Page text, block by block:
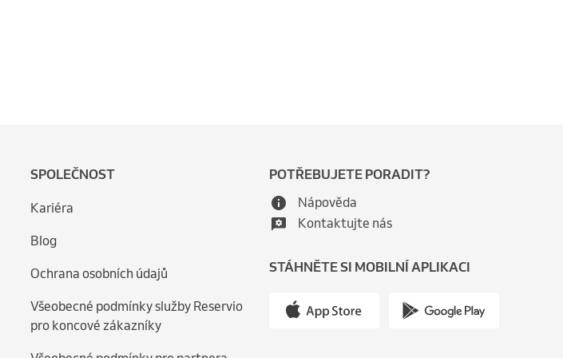
SPOLEČNOST
Kariéra
Blog
Ochrana osobních údajů
Všeobecné podmínky služby Reservio
pro koncové zákazníky
POTŘEBUJETE PORADIT?
Nápověda
Kontaktujte nás
STÁHNĚTE SI MOBILNÍ APLIKACI